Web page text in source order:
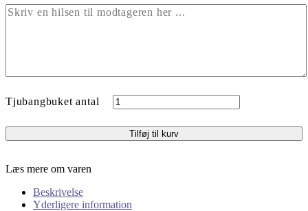
Tjubangbuket antal
Tilføj til kurv
Læs mere om varen
Beskrivelse
Yderligere information